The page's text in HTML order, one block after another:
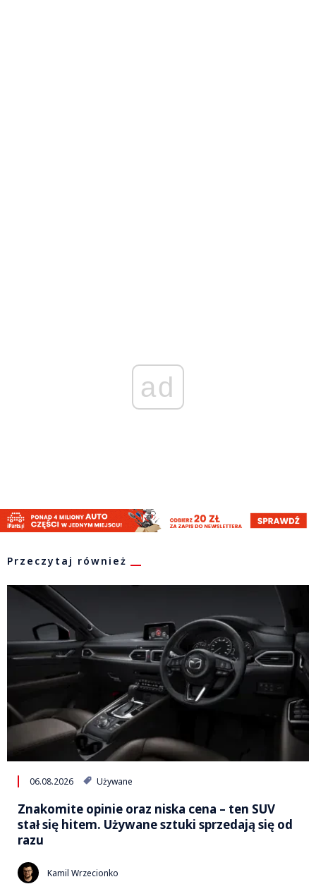
ad
Przeczytaj również
06.08.2026 Używane
Znakomite opinie oraz niska cena – ten SUV
stał się hitem. Używane sztuki sprzedają się od
razu
Kamil Wrzecionko